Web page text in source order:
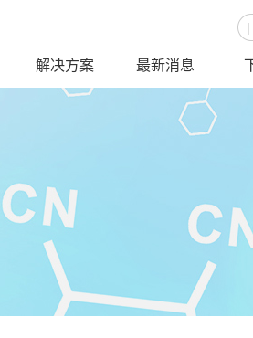
解决方案 最新消息